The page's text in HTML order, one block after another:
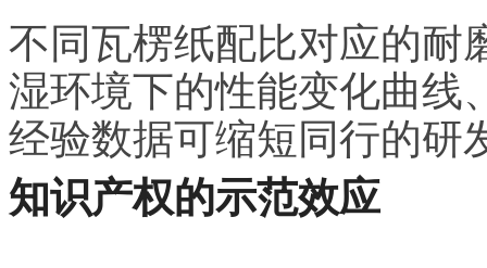
不同瓦楞纸配比对应的耐
湿环境下的性能变化曲线
经验数据可缩短同行的研
知识产权的示范效应